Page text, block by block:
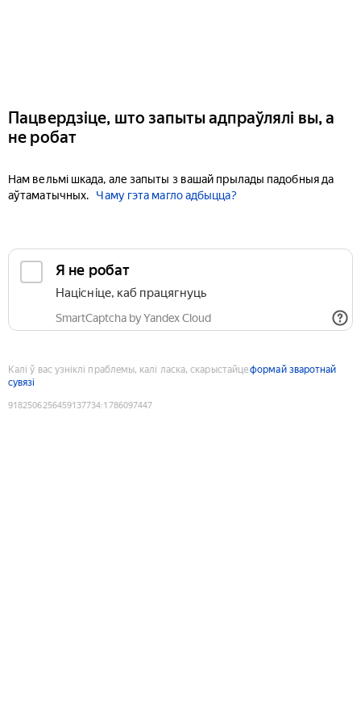
Пацвердзіце, што запыты адпраўлялі вы, а
не робат
Нам вельмі шкада, але запыты з вашай прылады падобныя да
аўтаматычных.
Чаму гэта магло адбыцца?
Я не робат
Націсніце, каб працягнуць
SmartCaptcha by Yandex Cloud
Калі ў вас узніклі праблемы, калі ласка, скарыстайцеформай зваротнай
сувязі
9182506256459137734:1786097447